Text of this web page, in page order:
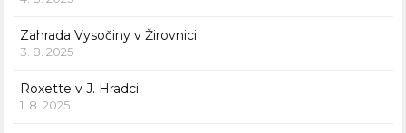
Zahrada Vysočiny v Žirovnici
3. 8. 2025
Roxette v J. Hradci
1. 8. 2025